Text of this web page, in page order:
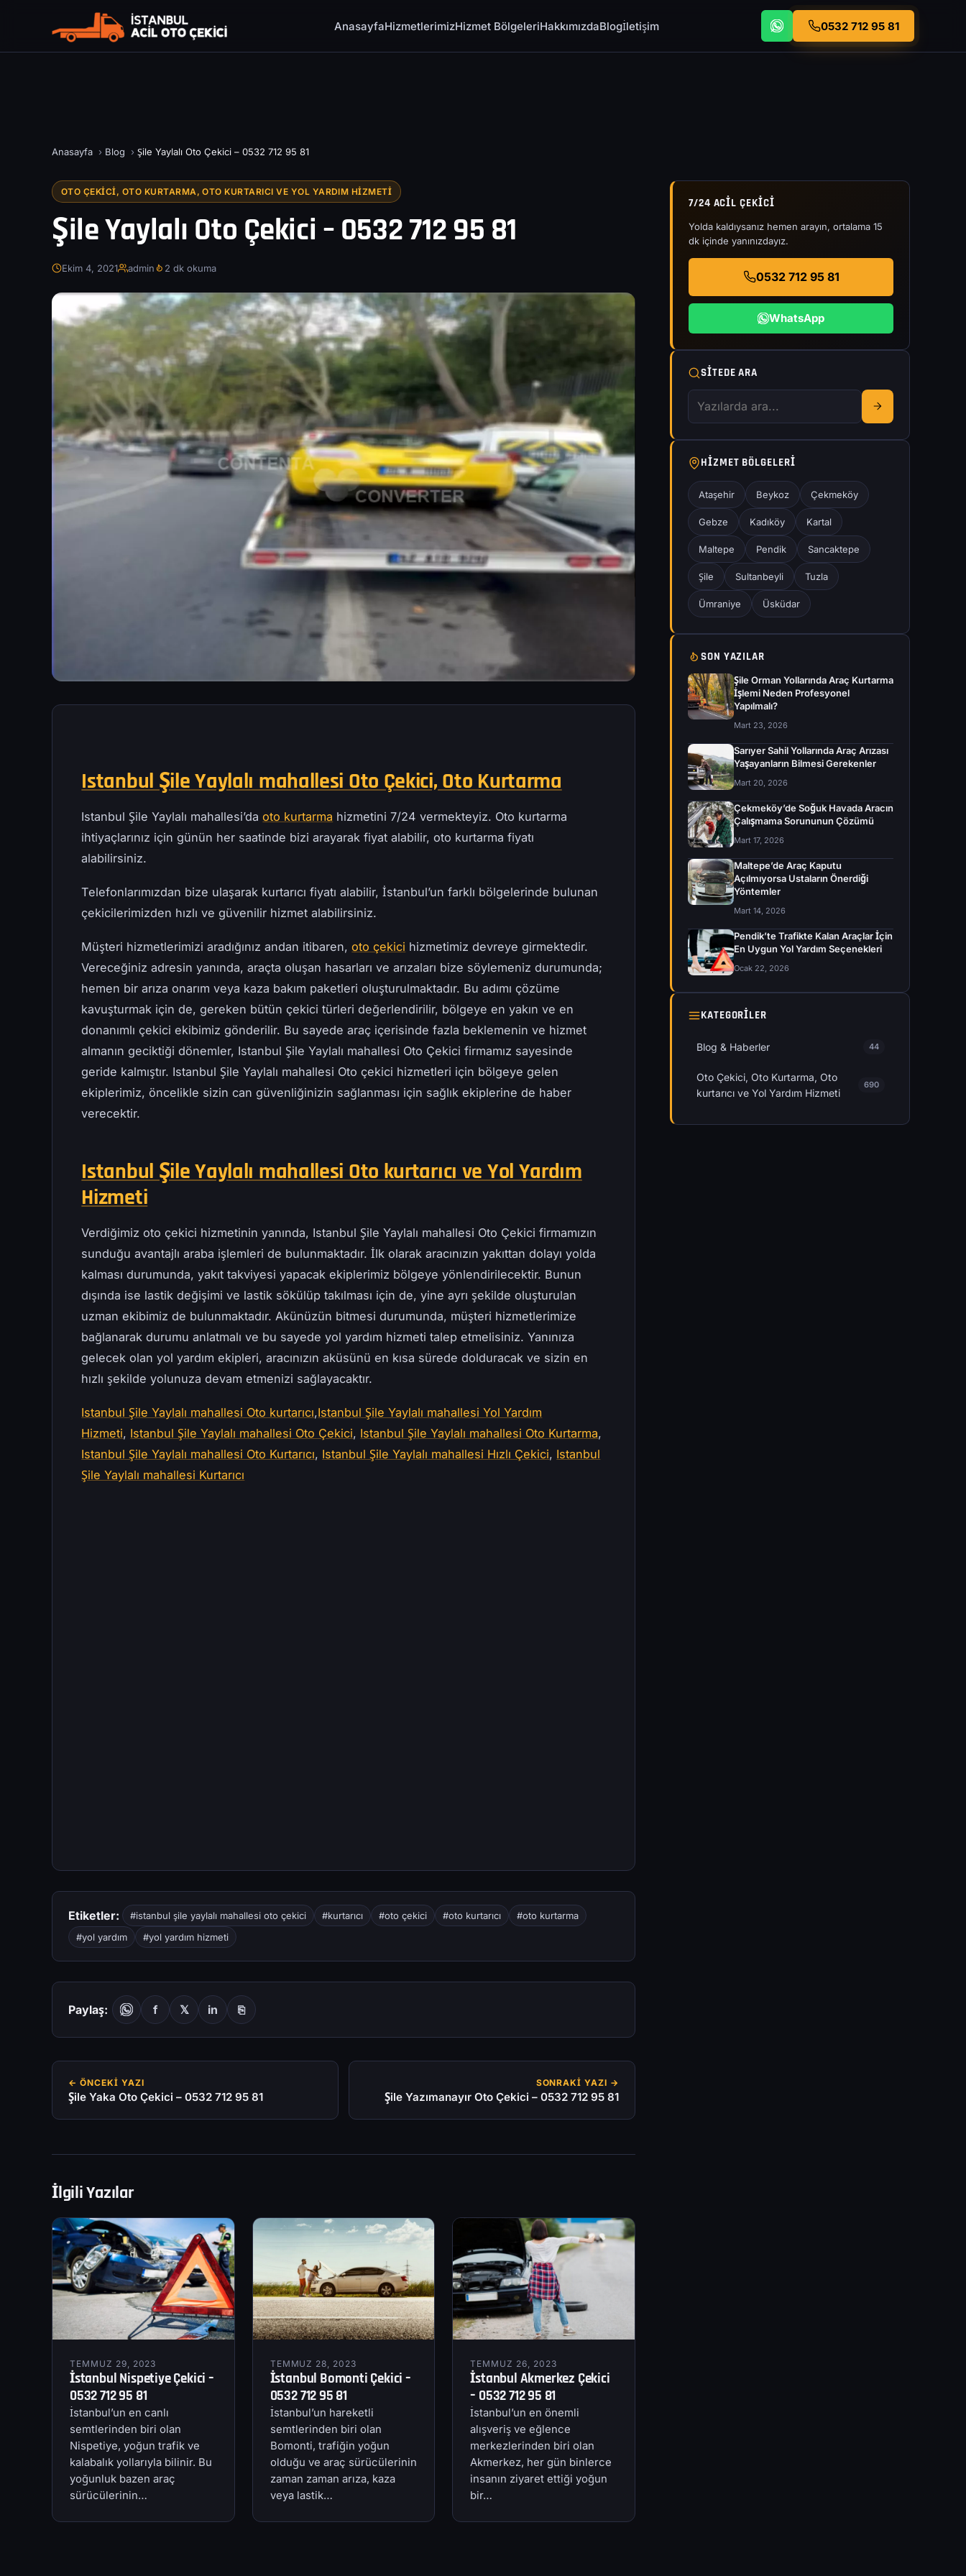
AnasayfaHizmetlerimizHizmet BölgeleriHakkımızdaBlogİletişim 0532 712 95 81
Anasayfa › Blog › Şile Yaylalı Oto Çekici – 0532 712 95 81
OTO ÇEKICI, OTO KURTARMA, OTO KURTARICI VE YOL YARDIM HIZMETI
Şile Yaylalı Oto Çekici – 0532 712 95 81
Ekim 4, 2021 admin 2 dk okuma
Istanbul Şile Yaylalı mahallesi Oto Çekici, Oto Kurtarma
Istanbul Şile Yaylalı mahallesi’daoto kurtarma hizmetini 7/24 vermekteyiz. Oto kurtarma
ihtiyaçlarınız için günün her saatinde bizi arayarak fiyat alabilir, oto kurtarma fiyatı
alabilirsiniz.
Telefonlarımızdan bize ulaşarak kurtarıcı fiyatı alabilir, İstanbul’un farklı bölgelerinde bulunan
çekicilerimizden hızlı ve güvenilir hizmet alabilirsiniz.
Müşteri hizmetlerimizi aradığınız andan itibaren,oto çekici hizmetimiz devreye girmektedir.
Vereceğiniz adresin yanında, araçta oluşan hasarları ve arızaları bize söylemeniz durumunda;
hemen bir arıza onarım veya kaza bakım paketleri oluşturulmaktadır. Bu adımı çözüme
kavuşturmak için de, gereken bütün çekici türleri değerlendirilir, bölgeye en yakın ve en
donanımlı çekici ekibimiz gönderilir. Bu sayede araç içerisinde fazla beklemenin ve hizmet
almanın geciktiği dönemler, Istanbul Şile Yaylalı mahallesi Oto Çekici firmamız sayesinde
geride kalmıştır. Istanbul Şile Yaylalı mahallesi Oto çekici hizmetleri için bölgeye gelen
ekiplerimiz, öncelikle sizin can güvenliğinizin sağlanması için sağlık ekiplerine de haber
verecektir.
Istanbul Şile Yaylalı mahallesi Oto kurtarıcı ve Yol Yardım
Hizmeti
Verdiğimiz oto çekici hizmetinin yanında, Istanbul Şile Yaylalı mahallesi Oto Çekici firmamızın
sunduğu avantajlı araba işlemleri de bulunmaktadır. İlk olarak aracınızın yakıttan dolayı yolda
kalması durumunda, yakıt takviyesi yapacak ekiplerimiz bölgeye yönlendirilecektir. Bunun
dışında ise lastik değişimi ve lastik sökülüp takılması için de, yine ayrı şekilde oluşturulan
uzman ekibimiz de bulunmaktadır. Akünüzün bitmesi durumunda, müşteri hizmetlerimize
bağlanarak durumu anlatmalı ve bu sayede yol yardım hizmeti talep etmelisiniz. Yanınıza
gelecek olan yol yardım ekipleri, aracınızın aküsünü en kısa sürede dolduracak ve sizin en
hızlı şekilde yolunuza devam etmenizi sağlayacaktır.
Istanbul Şile Yaylalı mahallesi Oto kurtarıcı,Istanbul Şile Yaylalı mahallesi Yol Yardım
Hizmeti, Istanbul Şile Yaylalı mahallesi Oto Çekici, Istanbul Şile Yaylalı mahallesi Oto Kurtarma,
Istanbul Şile Yaylalı mahallesi Oto Kurtarıcı, Istanbul Şile Yaylalı mahallesi Hızlı Çekici, Istanbul
Şile Yaylalı mahallesi Kurtarıcı
Etiketler: #istanbul şile yaylalı mahallesi oto çekici #kurtarıcı #oto çekici #oto kurtarıcı
#oto kurtarma
#yol yardım
#yol yardım hizmeti
Paylaş: f 𝕏 in ⎘
← ÖNCEKI YAZI
Şile Yaka Oto Çekici – 0532 712 95 81
SONRAKI YAZI →
Şile Yazımanayır Oto Çekici – 0532 712 95 81
İlgili Yazılar
TEMMUZ 29, 2023
İstanbul Nispetiye Çekici –
0532 712 95 81
İstanbul’un en canlı
semtlerinden biri olan
Nispetiye, yoğun trafik ve
kalabalık yollarıyla bilinir. Bu
yoğunluk bazen araç
sürücülerinin…
TEMMUZ 28, 2023
İstanbul Bomonti Çekici –
0532 712 95 81
İstanbul’un hareketli
semtlerinden biri olan
Bomonti, trafiğin yoğun
olduğu ve araç sürücülerinin
zaman zaman arıza, kaza
veya lastik…
TEMMUZ 26, 2023
İstanbul Akmerkez Çekici
– 0532 712 95 81
İstanbul’un en önemli
alışveriş ve eğlence
merkezlerinden biri olan
Akmerkez, her gün binlerce
insanın ziyaret ettiği yoğun
bir…
7/24 ACIL ÇEKICI
Yolda kaldıysanız hemen arayın, ortalama 15
dk içinde yanınızdayız.
0532 712 95 81
WhatsApp
SITEDE ARA
HIZMET BÖLGELERI
Ataşehir Beykoz Çekmeköy
Gebze Kadıköy Kartal
Maltepe Pendik Sancaktepe
Şile Sultanbeyli Tuzla
Ümraniye Üsküdar
SON YAZILAR
Şile Orman Yollarında Araç Kurtarma
İşlemi Neden Profesyonel
Yapılmalı?
Mart 23, 2026
Sarıyer Sahil Yollarında Araç Arızası
Yaşayanların Bilmesi Gerekenler
Mart 20, 2026
Çekmeköy’de Soğuk Havada Aracın
Çalışmama Sorununun Çözümü
Mart 17, 2026
Maltepe’de Araç Kaputu
Açılmıyorsa Ustaların Önerdiği
Yöntemler
Mart 14, 2026
Pendik’te Trafikte Kalan Araçlar İçin
En Uygun Yol Yardım Seçenekleri
Ocak 22, 2026
KATEGORILER
Blog & Haberler 44
Oto Çekici, Oto Kurtarma, Oto
kurtarıcı ve Yol Yardım Hizmeti
690